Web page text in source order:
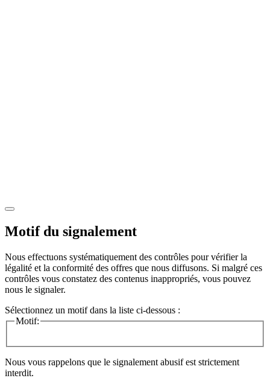
Motif du signalement
Nous effectuons systématiquement des contrôles pour vérifier la
légalité et la conformité des offres que nous diffusons. Si malgré ces
contrôles vous constatez des contenus inappropriés, vous pouvez
nous le signaler.
Sélectionnez un motif dans la liste ci-dessous :
Motif:
Nous vous rappelons que le signalement abusif est strictement
interdit.